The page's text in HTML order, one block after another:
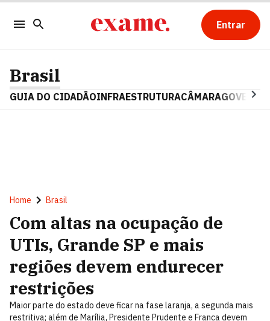
Entrar
Brasil
GUIA DO CIDADÃOINFRAESTRUTURACÂMARAGOVERNO
Home Brasil
Com altas na ocupação de
UTIs, Grande SP e mais
regiões devem endurecer
restrições
Maior parte do estado deve ficar na fase laranja, a segunda mais
restritiva; além de Marília, Presidente Prudente e Franca devem